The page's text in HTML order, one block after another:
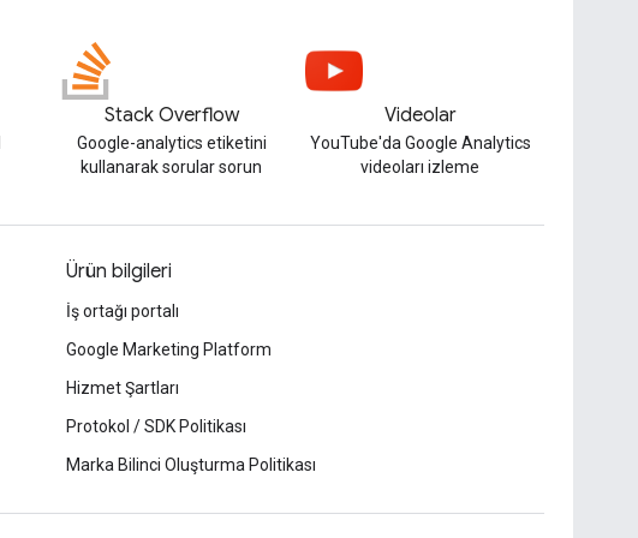
Stack Overflow
Google-analytics etiketini
kullanarak sorular sorun
Videolar
YouTube'da Google Analytics
videoları izleme
Ürün bilgileri
İş ortağı portalı
Google Marketing Platform
Hizmet Şartları
Protokol / SDK Politikası
Marka Bilinci Oluşturma Politikası